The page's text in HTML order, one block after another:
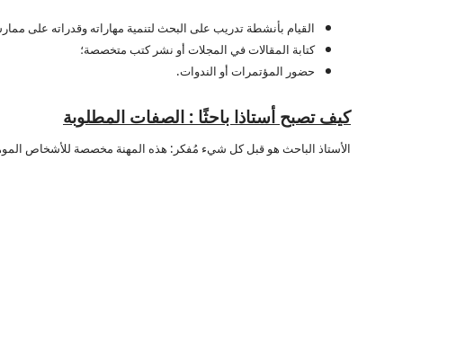
القيام بأنشطة تدريب على البحث لتنمية مهاراته وقدراته على
كتابة المقالات في المجلات أو نشر كتب متخصصة؛
حضور المؤتمرات أو الندوات.
كيف تصبح أستاذا باحثًا : الصفات المطلوبة
الأستاذ الباحث هو قبل كل شيء مُفكر: هذه المهنة مخصصة للأشخاص